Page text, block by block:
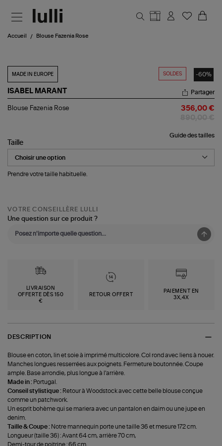
Accueil Blouse Fazenia Rose
SOLDES -60%
MADE IN EUROPE
ISABEL MARANT
Blouse
Partager
Blouse Fazenia Rose 356,00 €
Guide des tailles
Taille
Prendre votre taille habituelle.
VOTRE CONSEILLÈRE LULLI
Une question sur ce produit ?
LIVRAISON
OFFERTE DÈS 150
€
RETOUR OFFERT
PAIEMENT EN
3X,4X
DESCRIPTION
Blouse en coton, lin et soie à imprimé multicolore. Col rond avec liens à nouer.
Manches longues resserrées aux poignets. Fermeture boutonnée. Coupe
ample. Base arrondie, plus longue à l'arrière.
Made in : Portugal.
Conseil stylistique : Retour à Woodstock avec cette belle blouse conçue
comme un patchwork.
Un esprit bohème qui se mariera avec un pantalon en daim ou une jupe en
denim.
Taille & Coupe : Notre mannequin porte une taille 36 et mesure 172 cm.
Longueur (taille 36) : Avant 64 cm, arrière 70 cm,
Demi-tour de poitrine : 66 cm.